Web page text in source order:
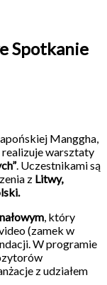
Spotkanie
Manggha,
realizuje warsztaty
. Uczestnikami są
z Litwy,
.
, który
(zamek w
W programie
z udziałem